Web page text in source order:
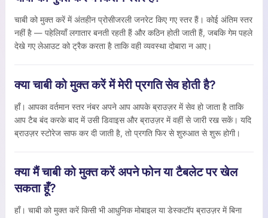
चाबी को मुक्त करें में अंतहीन प्रोसीजरली जनरेट किए गए स्तर हैं। कोई अंतिम स्तर
नहीं है — पहेलियाँ लगातार बनती रहती हैं और कठिन होती जाती हैं, जबकि गेम पहले
देखे गए लेआउट को ट्रैक करता है ताकि वही व्यवस्था दोबारा न आए।
क्या चाबी को मुक्त करें में मेरी प्रगति सेव होती है?
हाँ। आपका वर्तमान स्तर नंबर अपने आप आपके ब्राउज़र में सेव हो जाता है ताकि
आप टैब बंद करके बाद में उसी डिवाइस और ब्राउज़र में वहीं से जारी रख सकें। यदि
ब्राउज़र स्टोरेज साफ कर दी जाती है, तो प्रगति फिर से शुरुआत से शुरू होगी।
क्या मैं चाबी को मुक्त करें अपने फोन या टैबलेट पर खेल
सकता हूँ?
हाँ। चाबी को मुक्त करें किसी भी आधुनिक मोबाइल या डेस्कटॉप ब्राउज़र में बिना